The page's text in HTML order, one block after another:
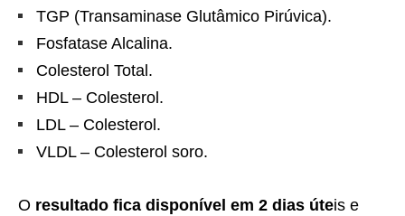
TGP (Transaminase Glutâmico Pirúvica).
Fosfatase Alcalina.
Colesterol Total.
HDL – Colesterol.
LDL – Colesterol.
VLDL – Colesterol soro.
O resultado fica disponível em 2 dias úteis e